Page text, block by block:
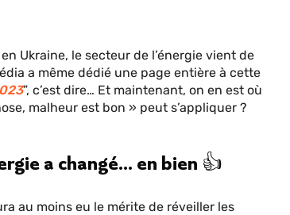
Ukraine, le secteur de l’énergie vient de
a même dédié une page entière à cette
”, c’est dire… Et maintenant, on en est où
malheur est bon » peut s’appliquer ?
a changé… en bien 👍
au moins eu le mérite de réveiller les